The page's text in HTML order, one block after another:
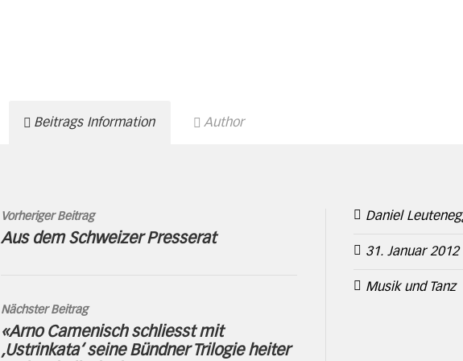
Beitrags Information Author
Daniel
31. Januar 2012
Musik und Tanz
Vorheriger Beitrag
Aus dem Schweizer Presserat
Nächster Beitrag
«Arno Camenisch schliesst mit
‚Ustrinkata‘ seine Bündner Trilogie heiter